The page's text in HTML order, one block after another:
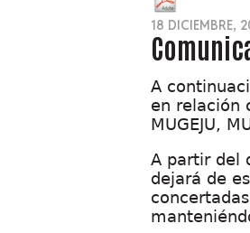
18 DICIEMBRE,
A
en relación
MUGEJU,
A partir del
dejará de